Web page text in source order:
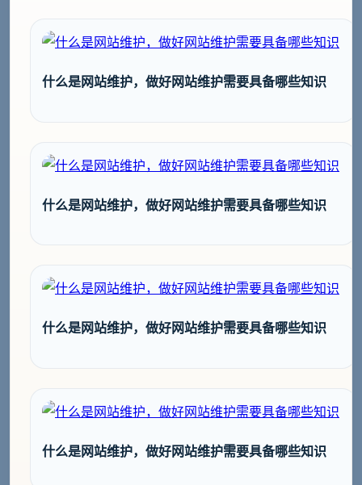
什么是网站维护，做好网站维护需要具备哪些知识
什么是网站维护，做好网站维护需要具备哪些知识
什么是网站维护，做好网站维护需要具备哪些知识
什么是网站维护，做好网站维护需要具备哪些知识